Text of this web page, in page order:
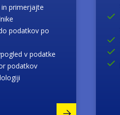
primerjajte
podatkov po
v podatke
podatkov